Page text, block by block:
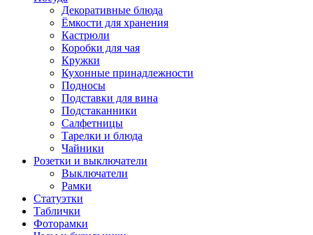
Декоративные блюда
Ёмкости для хранения
Кастрюли
Коробки для чая
Кружки
Кухонные принадлежности
Подносы
Подставки для вина
Подстаканники
Салфетницы
Тарелки и блюда
Чайники
Розетки и выключатели
Выключатели
Рамки
Статуэтки
Таблички
Фоторамки